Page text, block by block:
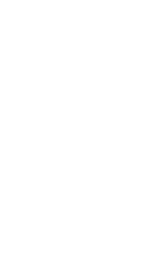
SEA
Gratis!